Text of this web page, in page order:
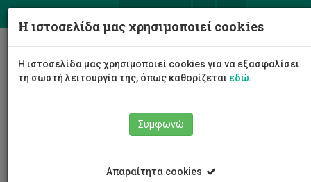
Σχολή Γεωτεχνικών Επιστημών και Διαχείρισης
Τμήμα Γεωπονικών Επιστημών, Βιοτεχνολογίας και
Η ιστοσελίδα μας χρησιμοποιεί cookies
Η ιστοσελίδα μας χρησιμοποιεί cookies για να εξασφαλίσει
τη σωστή λειτουργία της, όπως καθορίζεται εδώ.
Συμφωνώ
Απαραίτητα cookies